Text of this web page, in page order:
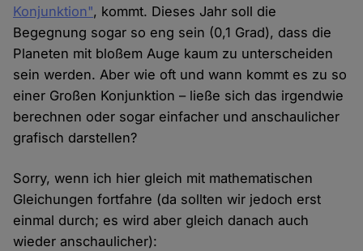
Konjunktion", kommt. Dieses Jahr soll die
Begegnung sogar so eng sein (0,1 Grad), dass die
Planeten mit bloßem Auge kaum zu unterscheiden
sein werden. Aber wie oft und wann kommt es zu so
einer Großen Konjunktion – ließe sich das irgendwie
berechnen oder sogar einfacher und anschaulicher
grafisch darstellen?
Sorry, wenn ich hier gleich mit mathematischen
Gleichungen fortfahre (da sollten wir jedoch erst
einmal durch; es wird aber gleich danach auch
wieder anschaulicher):